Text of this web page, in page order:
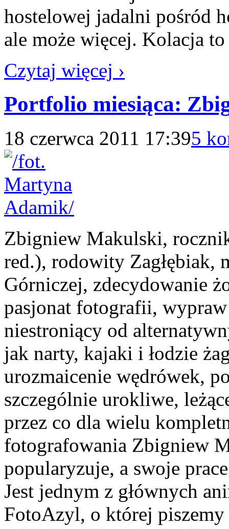
hostelowej jadalni pośród
ale może więcej. Kolacja
Czytaj więcej ›
Portfolio miesiąca:
18 czerwca 2011 17:395
Zbigniew Makulski,
red.), rodowity Zagłębiak,
Górniczej, zdecydowanie
pasjonat fotografii,
niestroniący od
jak narty, kajaki i łodzie
urozmaicenie wędrówek,
szczególnie urokliwe,
przez co dla wielu
fotografowania Zbigniew
popularyzuje, a swoje
Jest jednym z głównych
FotoAzyl, o której